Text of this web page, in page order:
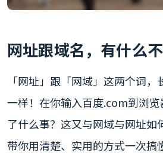
网址跟域名，有什么不
「网址」跟「网域」这两个词
一样！在你输入百度.com到浏
了什么事？这又与网域与网址如
带你用清楚、实用的方式一次搞